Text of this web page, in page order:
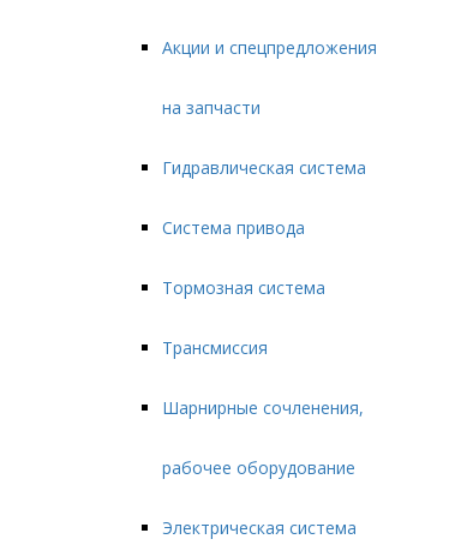
Акции и спецпредложения
на запчасти
Гидравлическая система
Система привода
Тормозная система
Трансмиссия
Шарнирные сочленения,
рабочее оборудование
Электрическая система